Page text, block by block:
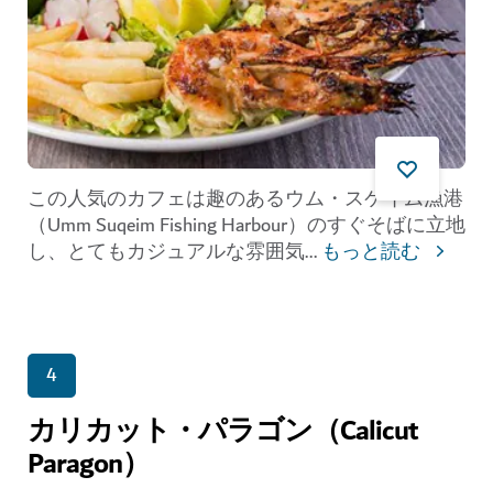
この人気のカフェは趣のあるウム・スケイム漁港
（Umm Suqeim Fishing Harbour）のすぐそばに立地
し、とてもカジュアルな雰囲気... もっと読む
4
カリカット・パラゴン（Calicut
Paragon）